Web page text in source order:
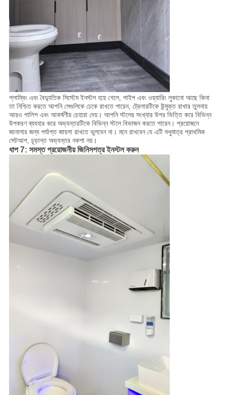
প্লাম্বিং এবং বৈদ্যুতিক সিস্টেম ইনস্টল হয়ে গেলে, পাইপ এবং ওয়্যারিং লুকানো আছে কিনা
তা নিশ্চিত করতে আপনি সেগুলিকে ঢেকে রাখতে পারেন, ট্রেলারটিকে উন্মুক্ত রাখার তুলনায়
আরও পালিশ এবং আকর্ষণীয় চেহারা দেয়। আপনি স্টলের সংখ্যার উপর ভিত্তি করে বিভিন্ন
উপকরণ ব্যবহার করে অভ্যন্তরটিকে বিভিন্ন স্টলে বিভাজন করতে পারেন। প্রয়োজনে
জানালার জন্য পর্যাপ্ত জায়গা রাখতে ভুলবেন না। মনে রাখবেন যে এটি শুধুমাত্র প্রাথমিক
সেটআপ, চূড়ান্ত অভ্যন্তর নকশা নয়।
ধাপ 7: সমস্ত প্রয়োজনীয় জিনিসপত্র ইনস্টল করুন